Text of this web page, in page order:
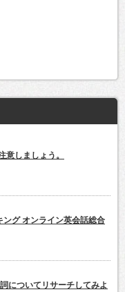
意しましょう。
グ オンライン英会話総合
についてリサーチしてみよ